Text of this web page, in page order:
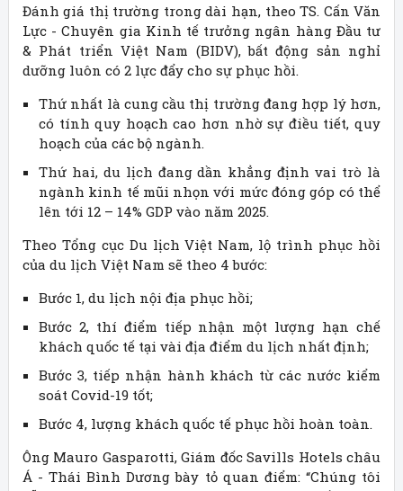
Đánh giá thị trường trong dài hạn, theo TS. Cấn Văn
Lực - Chuyên gia Kinh tế trưởng ngân hàng Đầu tư
& Phát triển Việt Nam (BIDV), bất động sản nghỉ
dưỡng luôn có 2 lực đẩy cho sự phục hồi.
Thứ nhất là cung cầu thị trường đang hợp lý hơn,
có tính quy hoạch cao hơn nhờ sự điều tiết, quy
hoạch của các bộ ngành.
Thứ hai, du lịch đang dần khẳng định vai trò là
ngành kinh tế mũi nhọn với mức đóng góp có thể
lên tới 12 – 14% GDP vào năm 2025.
Theo Tổng cục Du lịch Việt Nam, lộ trình phục hồi
của du lịch Việt Nam sẽ theo 4 bước:
Bước 1, du lịch nội địa phục hồi;
Bước 2, thí điểm tiếp nhận một lượng hạn chế
khách quốc tế tại vài địa điểm du lịch nhất định;
Bước 3, tiếp nhận hành khách từ các nước kiểm
soát Covid-19 tốt;
Bước 4, lượng khách quốc tế phục hồi hoàn toàn.
Ông Mauro Gasparotti, Giám đốc Savills Hotels châu
Á - Thái Bình Dương bày tỏ quan điểm: “Chúng tôi